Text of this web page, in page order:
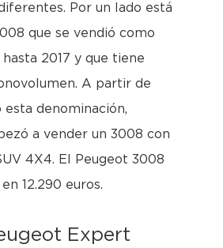
Por un lado está
que se vendió como
2017 y que tiene
A partir de
esta denominación,
a vender un 3008 con
4X4. El Peugeot 3008
12.290 euros.
Expert